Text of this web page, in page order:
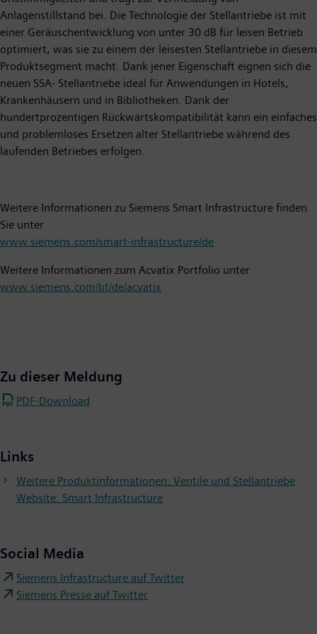
Anlagenstillstand bei. Die Technologie der Stellantriebe ist mit
einer Geräuschentwicklung von unter 30 dB für leisen Betrieb
optimiert, was sie zu einem der leisesten Stellantriebe in diesem
Produktsegment macht. Dank jener Eigenschaft eignen sich die
neuen SSA- Stellantriebe ideal für Anwendungen in Hotels,
Krankenhäusern und in Bibliotheken. Dank der
hundertprozentigen Rückwärtskompatibilität kann ein einfaches
und problemloses Ersetzen alter Stellantriebe während des
laufenden Betriebes erfolgen.
Weitere Informationen zu Siemens Smart Infrastructure finden
Sie unter
www.siemens.com/smart-infrastructure/de
Weitere Informationen zum Acvatix Portfolio unter
www.siemens.com/bt/de/acvatix
Zu dieser Meldung
PDF-Download
Links
Weitere Produktinformationen: Ventile und Stellantriebe
Website: Smart Infrastructure
Social Media
Siemens Infrastructure auf Twitter
Siemens Presse auf Twitter